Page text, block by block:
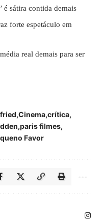
é sátira contida demais
forte espetáculo em
real demais para ser
Cinema crítica
paris filmes
Favor